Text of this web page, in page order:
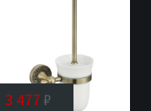
3 477 ₽